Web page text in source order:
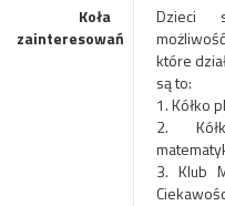
Koła
zainteresowań
Dzieci
które
są to:
1. Kółko
2.
3. Klub